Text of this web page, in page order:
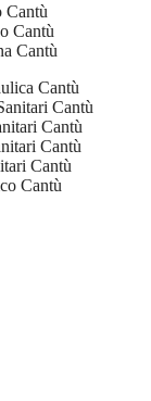
Cantù
Cantù
Cantù
Cantù
Cantù
Cantù
Cantù
Cantù
Cantù